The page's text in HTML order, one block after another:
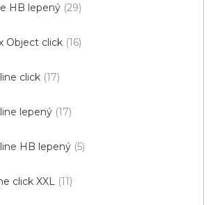
HB lepený 29
Object click 16
click 17
lepený 17
HB lepený 5
click XXL 11